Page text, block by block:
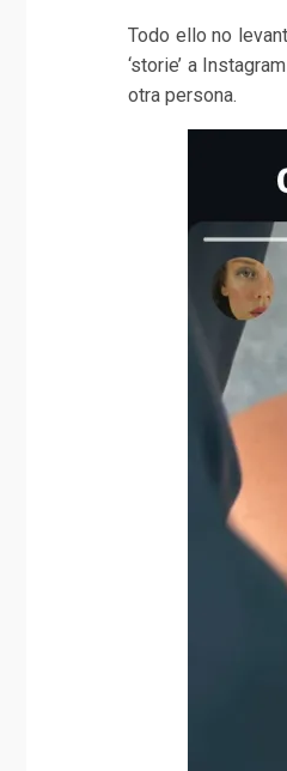
Todo ello no
‘storie’ a
otra persona.